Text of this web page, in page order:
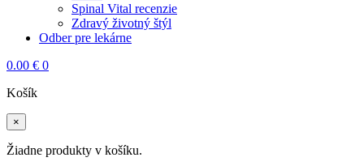
Spinal Vital recenzie
Zdravý životný štýl
Odber pre lekárne
0.00 € 0
Košík
×
Žiadne produkty v košíku.